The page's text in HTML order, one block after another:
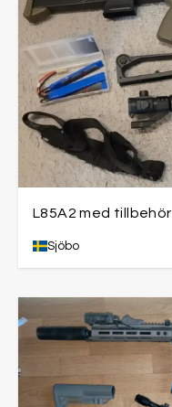
L85A2 med tillbehör
Sjöbo